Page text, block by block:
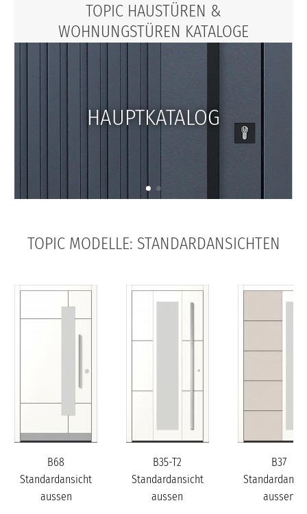
TOPIC HAUSTÜREN &
WOHNUNGSTÜREN KATALOGE
HAUPTKATALOG
TOPIC MODELLE: STANDARDANSICHTEN
B68
Standardansicht
aussen
B35-T2
Standardansicht
aussen
B37
aussen